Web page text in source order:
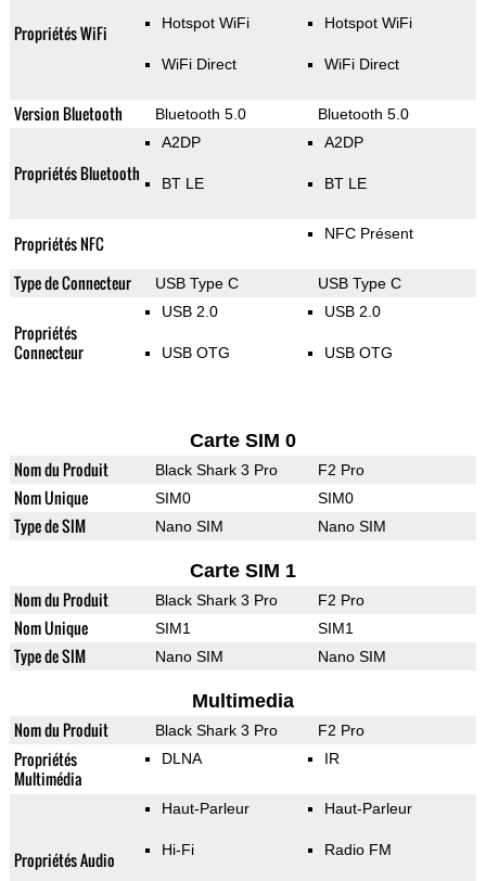
Propriétés WiFi Hotspot WiFi
WiFi Direct
Hotspot WiFi
WiFi Direct
Version Bluetooth Bluetooth 5.0 Bluetooth 5.0
Propriétés Bluetooth
A2DP
BT LE
A2DP
BT LE
Propriétés NFC NFC Présent
Type de Connecteur USB Type C USB Type C
Propriétés
Connecteur
USB 2.0
USB OTG
USB 2.0
USB OTG
Carte SIM 0
Nom du Produit Black Shark 3 Pro F2 Pro
Nom Unique SIM0 SIM0
Type de SIM Nano SIM Nano SIM
Carte SIM 1
Nom du Produit Black Shark 3 Pro F2 Pro
Nom Unique SIM1 SIM1
Type de SIM Nano SIM Nano SIM
Multimedia
Nom du Produit Black Shark 3 Pro F2 Pro
Propriétés
Multimédia
DLNA IR
Propriétés Audio
Haut-Parleur
Hi-Fi
Haut-Parleur
Radio FM